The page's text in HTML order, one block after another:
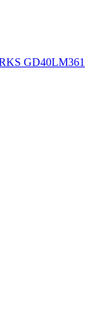
GD40LM361